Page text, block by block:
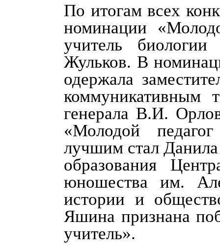
По итогам всех
номинации
учитель
Жульков. В
одержала
генерала В.И.
«Молодой педагог
лучшим стал
образования
юношества им.
истории и
Яшина признана
учитель».